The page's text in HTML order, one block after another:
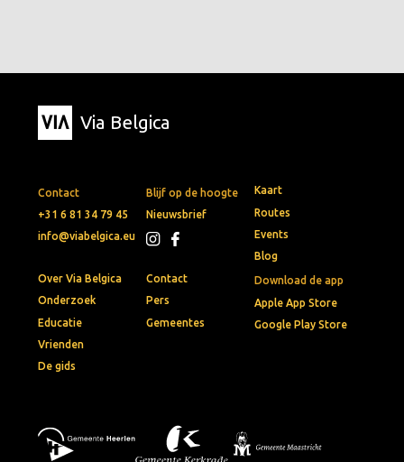
Via Belgica
Contact
+31 6 81 34 79 45
info@viabelgica.eu
Blijf op de hoogte
Nieuwsbrief
Download de app
Apple App Store
Google Play Store
Kaart
Routes
Events
Blog
Over Via Belgica
Onderzoek
Educatie
Vrienden
De gids
Contact
Pers
Gemeentes